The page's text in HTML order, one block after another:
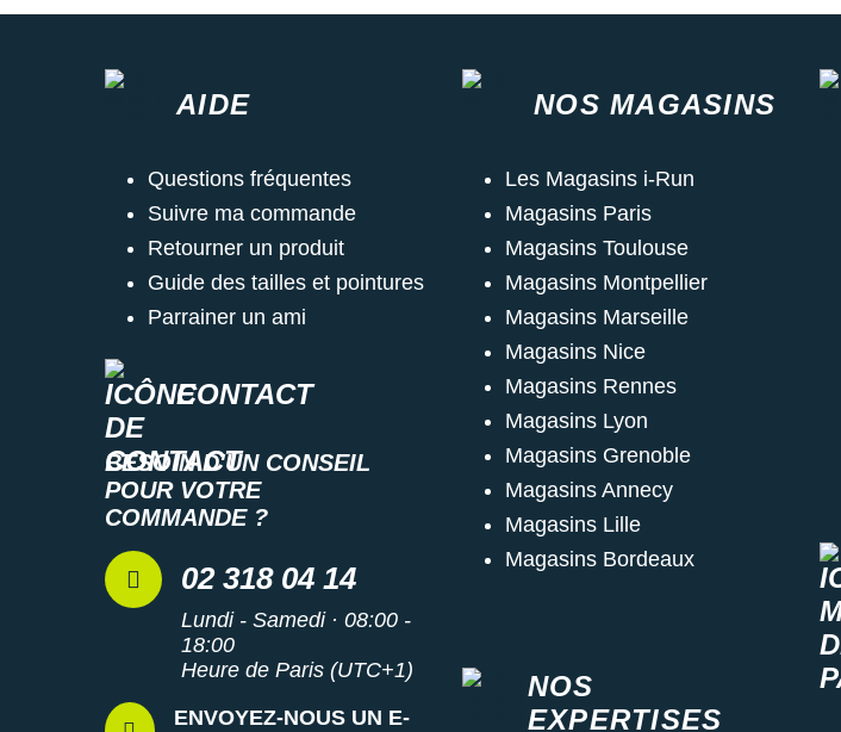
CONTACT
BESOIN D'UN CONSEIL
POUR VOTRE
COMMANDE ?
02 318 04 14
Lundi - Samedi · 08:00 -
18:00
Heure de Paris (UTC+1)
ENVOYEZ-NOUS UN E-
AIDE
Questions fréquentes
Suivre ma commande
Retourner un produit
Guide des tailles et pointures
Parrainer un ami
NOS MAGASINS
Les Magasins i-Run
Magasins Paris
Magasins Toulouse
Magasins Montpellier
Magasins Marseille
Magasins Nice
Magasins Rennes
Magasins Lyon
Magasins Grenoble
Magasins Annecy
Magasins Lille
Magasins Bordeaux
NOS
EXPERTISES